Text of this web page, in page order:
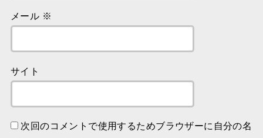
メール ※
サイト
次回のコメントで使用するためブラウザーに自分の名